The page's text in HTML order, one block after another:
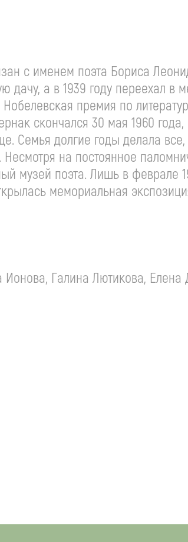
с именем поэта Бориса
дачу, а в 1939 году переехал
премия по
скончался 30 мая 1960
Семья долгие годы делала
на постоянное
музей поэта. Лишь в феврале
мемориальная
Ионова, Галина Лютикова,